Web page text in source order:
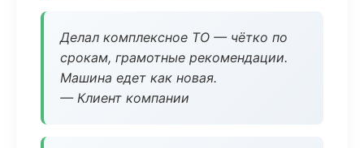
Делал комплексное ТО — чётко по
срокам, грамотные рекомендации.
Машина едет как новая.
— Клиент компании